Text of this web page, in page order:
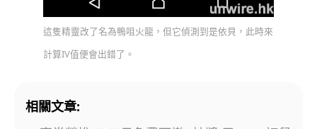
這隻精靈改了名為鴨咀火龍，但它偵測到是依貝，此時來
計算IV值便會出錯了。
相關文章: